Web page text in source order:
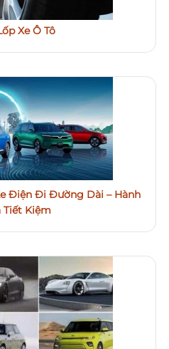
Xe Ô Tô
Điện Đi Đường Dài – Hành
Tiết Kiệm